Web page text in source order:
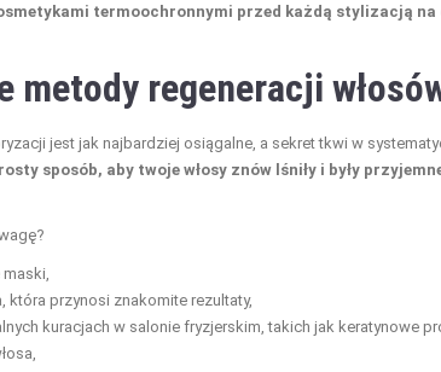
termoochronnymi przed każdą stylizacją
metody regeneracji
jest jak najbardziej osiągalne, a sekret tkwi w
sposób, aby twoje włosy znów lśniły i były
która przynosi znakomite rezultaty,
kuracjach w salonie fryzjerskim, takich jak keratynowe